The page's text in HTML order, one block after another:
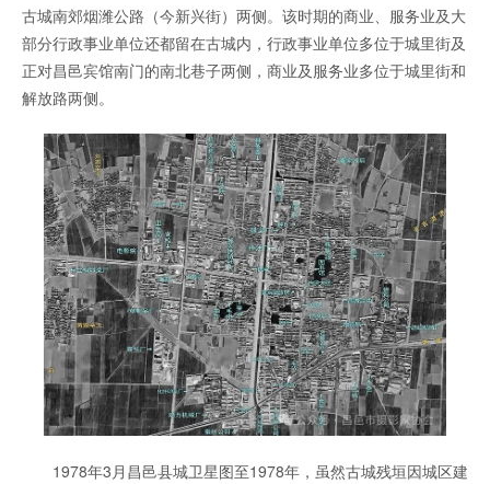
古城南郊烟潍公路（今新兴街）两侧。该时期的商业、服务业及大
部分行政事业单位还都留在古城内，行政事业单位多位于城里街及
正对昌邑宾馆南门的南北巷子两侧，商业及服务业多位于城里街和
解放路两侧。
1978年3月昌邑县城卫星图至1978年，虽然古城残垣因城区建